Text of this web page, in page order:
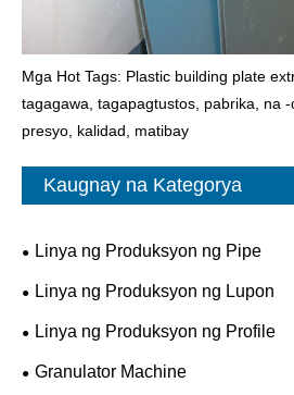
Mga Hot Tags: Plastic building plate
tagagawa, tagapagtustos, pabrika, na
presyo, kalidad, matibay
Kaugnay na Kategorya
Linya ng Produksyon ng Pipe
Linya ng Produksyon ng Lupon
Linya ng Produksyon ng Profile
Granulator Machine